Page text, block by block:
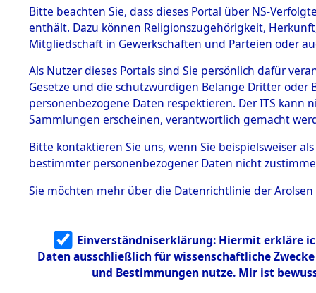
BESTÄNDE
1.
mente
5. Verschiedenes
5.3
Todesmärsche
5.3.1 Alliierte
Erhebungen
zu
Todesmärsch
en
5.3.2
Identifizierun
g
5.3.3
Todesmärsch
und
Bitte beachten Sie, dass dieses Portal über NS-
enthält. Dazu können Religionszugehörigkeit,
Mitgliedschaft in Gewerkschaften und Parteien oder
Als Nutzer dieses Portals sind Sie persönlich dafür
Gesetze und die schutzwürdigen Belange Dritter
personenbezogene Daten respektieren. Der ITS
Sammlungen erscheinen, verantwortlich gemacht
Bitte kontaktieren Sie uns, wenn Sie beispielsweiser
bestimmter personenbezogener Daten nicht
Sie möchten mehr über die Datenrichtlinie der Arolsen
Einverständniserklärung: Hiermit erkläre
Daten ausschließlich für wissenschaftliche
und Bestimmungen nutze. Mir ist